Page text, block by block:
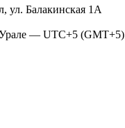
ул. Балакинская 1А
— UTC+5 (GMT+5)